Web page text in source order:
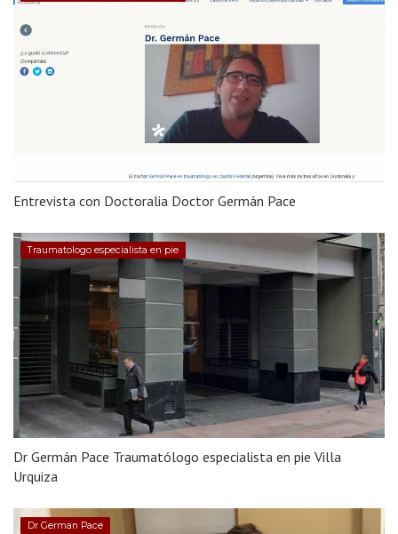
Entrevista con Doctoralia Doctor Germán Pace
Traumatologo especialista en pie
Dr Germán Pace Traumatólogo especialista en pie Villa
Urquiza
Dr German Pace